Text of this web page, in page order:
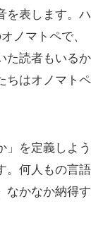
を表します。ハ
ノマトペで、
た読者もいるか
ちはオノマトペ
を定義しよう
。何人もの言語
なかなか納得す